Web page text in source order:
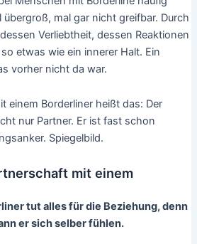
mal gar nicht greifbar. Durch
Verliebtheit, dessen Reaktionen
etwas wie ein innerer Halt. Ein
vorher nicht da war.
einem Borderliner heißt das: Der
nur Partner. Er ist fast schon
Spiegelbild.
mit einem
tut alles für die Beziehung, denn
er sich selber fühlen.